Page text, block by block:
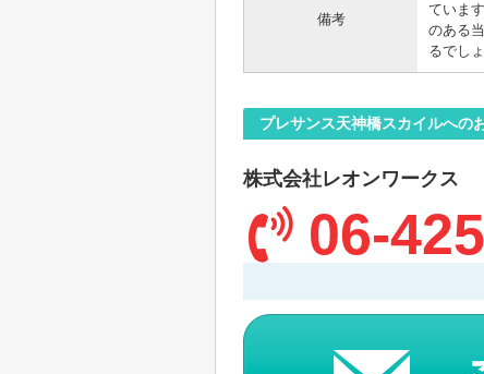
備考
ていま
のある
るでしょ
プレサンス天神橋スカイルへの
株式会社レオンワークス
06-